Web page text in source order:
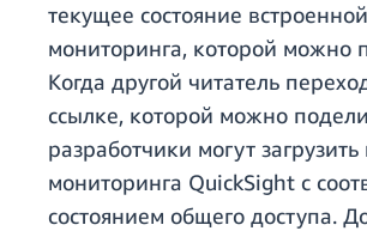
текущее состояние
мониторинга, которой можно
Когда другой читатель
ссылке, которой можно
разработчики могут
мониторинга QuickSight с
состоянием общего доступа.